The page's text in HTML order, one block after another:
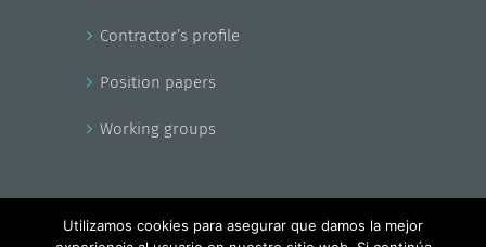
Contractor’s profile
Position papers
Working groups
Utilizamos cookies para asegurar que damos la mejor